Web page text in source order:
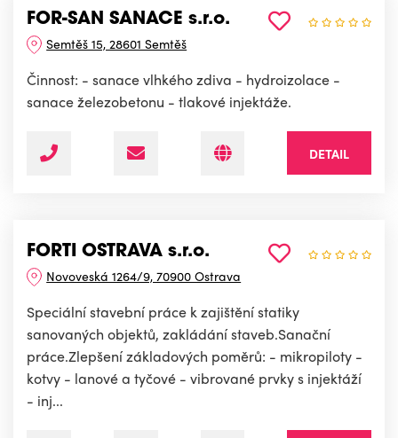
FOR-SAN SANACE s.r.o.
Semtěš 15, 28601 Semtěš
Činnost: - sanace vlhkého zdiva - hydroizolace -
sanace železobetonu - tlakové injektáže.
DETAIL
FORTI OSTRAVA s.r.o.
Novoveská 1264/9, 70900 Ostrava
Speciální stavební práce k zajištění statiky
sanovaných objektů, zakládání staveb.Sanační
práce.Zlepšení základových poměrů: - mikropiloty -
kotvy - lanové a tyčové - vibrované prvky s injektáží
- inj...